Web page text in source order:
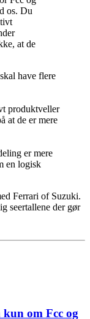
os. Du
at de
have flere
produktveller
at de er mere
er mere
en logisk
Ferrari of Suzuki.
seertallene der gør
om Fcc og